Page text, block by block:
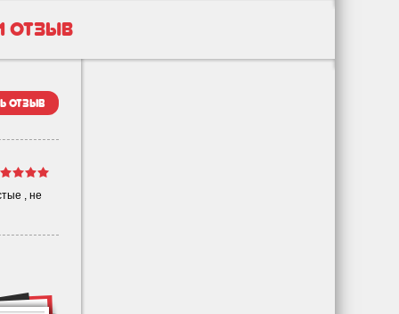
отзыв
отзыв
, не